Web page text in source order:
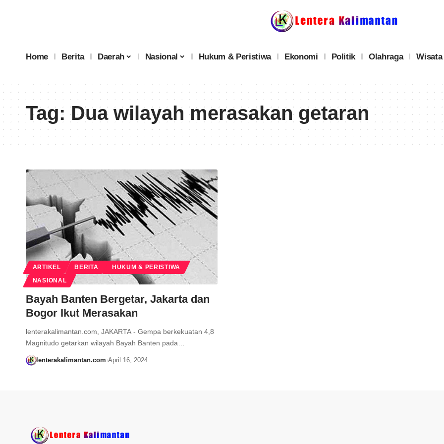
Home Berita Daerah Nasional Hukum & Peristiwa Ekonomi Politik Olahraga Wisata
Tag:Dua wilayah merasakan getaran
ARTIKEL BERITA HUKUM & PERISTIWA
NASIONAL
Bayah Banten Bergetar, Jakarta dan
Bogor Ikut Merasakan
lenterakalimantan.com, JAKARTA - Gempa berkekuatan 4,8
Magnitudo getarkan wilayah Bayah Banten pada…
lenterakalimantan.com April 16, 2024